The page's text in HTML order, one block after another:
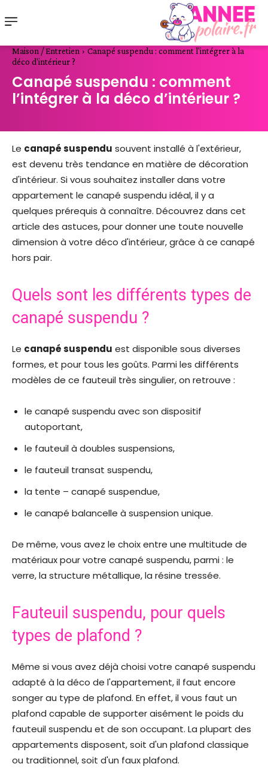
Maison / Entretien
Canapé suspendu : comment l'intégrer à la
déco d'intérieur ?
Canapé suspendu : comment
l’intégrer à la déco d’intérieur ?
Le canapé suspendu souvent installé à l'extérieur,
est devenu très tendance en matière de décoration
d'intérieur. Si vous souhaitez installer dans votre
appartement le canapé suspendu idéal, il y a
quelques prérequis à connaître. Découvrez dans cet
article des astuces, pour donner une toute nouvelle
dimension à votre déco d'intérieur, grâce à ce canapé
hors pair.
Quels sont les différents types de
canapé suspendu ?
Le canapé suspendu est disponible sous diverses
formes, et pour tous les goûts. Parmi les différents
modèles de ce fauteuil très singulier, on retrouve :
le canapé suspendu avec son dispositif
autoportant,
le fauteuil à doubles suspensions,
le fauteuil transat suspendu,
la tente – canapé suspendue,
le canapé balancelle à suspension unique.
De même, vous avez le choix entre une multitude de
matériaux pour votre canapé suspendu, parmi : le
verre, la structure métallique, la résine tressée.
Fauteuil suspendu, pour quels
types de plafond ?
Même si vous avez déjà choisi votre canapé suspendu
adapté à la déco de l'appartement, il faut encore
songer au type de plafond. En effet, il vous faut un
plafond capable de supporter aisément le poids du
fauteuil suspendu et de son occupant. La plupart des
appartements disposent, soit d'un plafond classique
ou traditionnel, soit d'un faux plafond.